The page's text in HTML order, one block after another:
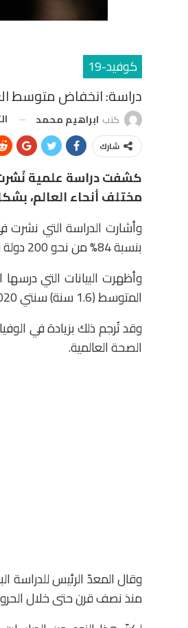
كوفيد-19
دراسة: انخفاض متوسط
كتب ابراهيم محمد
شارك
كشفت دراسة علمية
مختلف أنحاء العالم، بشكل مفاجئ عامي
وأشارت الدراسة التي نشرت
بنسبة 84% من نحو 200 دولة ومنطقة أخضعها الباحثون للدراسة، أي في العالم كله تقريبًا.
وأظهرت البيانات التي
المتوسط (1.6 سنة) سنتي 2020 و2021.
الصحة العالمية.
وقال المعدّ الرئيس للدراسة
منذ نصف قرن حتى خلال